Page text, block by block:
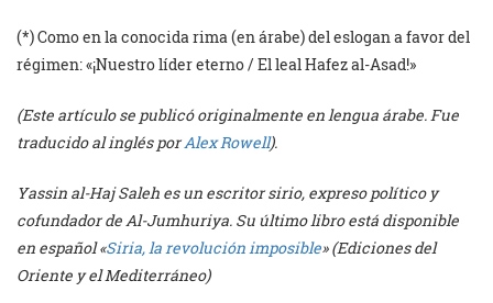
(*) Como en la conocida rima (en árabe) del eslogan a favor del
régimen: «¡Nuestro líder eterno / El leal Hafez al-Asad!»
(Este artículo se publicó originalmente en lengua árabe. Fue
traducido al inglés porAlex Rowell).
Yassin al-Haj Saleh es un escritor sirio, expreso político y
cofundador de Al-Jumhuriya. Su último libro está disponible
en español «Siria, la revolución imposible» (Ediciones del
Oriente y el Mediterráneo)